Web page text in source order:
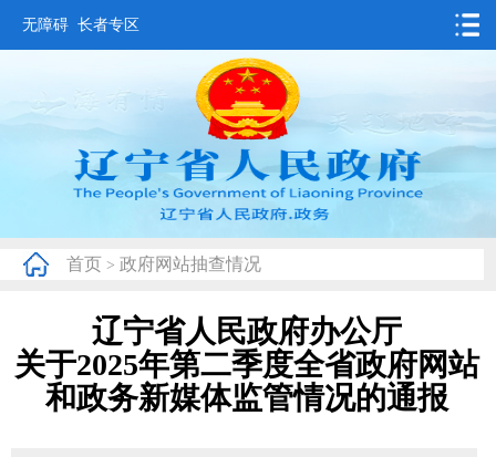
无障碍 长者专区
要闻动态
政务公开
互动交流
数据发布
省情概况
首页 > 政府网站抽查情况
辽宁省人民政府办公厅
关于2025年第二季度全省政府网站
和政务新媒体监管情况的通报